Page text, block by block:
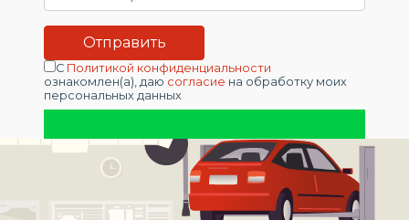
С Политикой конфиденциальности
ознакомлен(а), даю согласие на обработку моих
персональных данных